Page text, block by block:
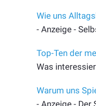
Wie uns
- Anzeige -
Top-Ten der
Was
Warum uns
- Anzeige -